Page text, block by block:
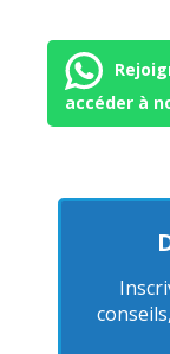
accéder à